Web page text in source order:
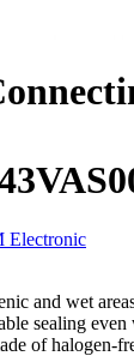
Electronic
and wet
sealing
of halogen-